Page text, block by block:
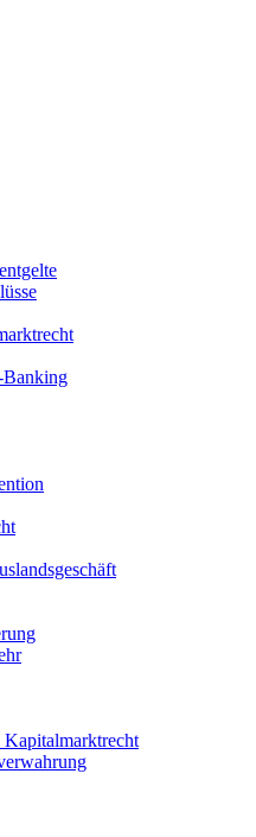
Banking
Kapitalmarktrecht